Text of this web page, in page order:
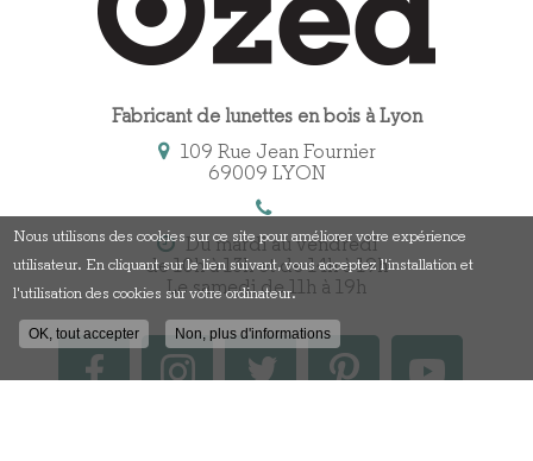
Fabricant de lunettes en bois à Lyon
109 Rue Jean Fournier
69009 LYON
Du mardi au vendredi
de 10h à 13h et de 14h à 19h
Le samedi de 11h à 19h
Nous utilisons des cookies sur ce site pour améliorer votre expérience
utilisateur. En cliquant sur le lien suivant, vous acceptez l'installation et
l'utilisation des cookies sur votre ordinateur.
OK, tout accepter Non, plus d'informations